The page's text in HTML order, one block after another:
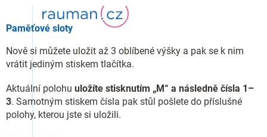
Paměťové sloty
Nově si můžete uložit až 3 oblíbené výšky a pak se k nim
vrátit jediným stiskem tlačítka.
Aktuální polohu uložíte stisknutím „M“ a následně čísla 1–
3. Samotným stiskem čísla pak stůl pošlete do příslušné
polohy, kterou jste si uložili.